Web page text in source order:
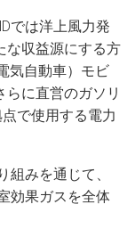
では洋上風力発
な収益源にする方
気自動車）モビ
らに直営のガソリ
で使用する電力
組みを通じて、
効果ガスを全体